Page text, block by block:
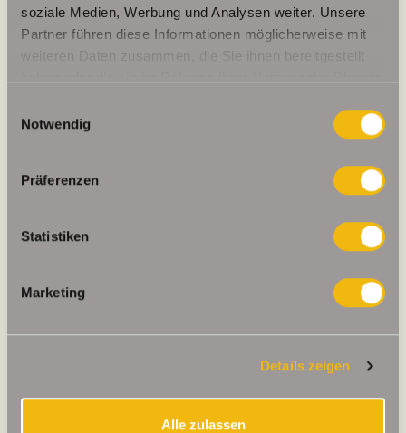
soziale Medien, Werbung und Analysen weiter. Unsere
Partner führen diese Informationen möglicherweise mit
weiteren Daten zusammen, die Sie ihnen bereitgestellt
Notwendig
Präferenzen
Statistiken
Marketing
Details zeigen
Alle zulassen
Wesentlicher Energieträger
Energieausweis Jahrgang
ab dem 1.5.2014
Energieausweis Werteklasse
Wohngebäude
Öl